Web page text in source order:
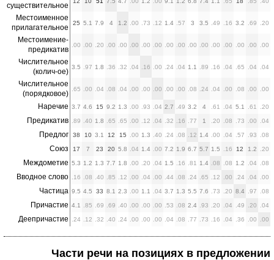
существительное
Местоименное
прилагательное
25 5.1 7.9 4 1.2 .00 .73 .12 1.4 .57 3 3.5 .49 .16 3.2 .69 .20
Местоимение-
предикатив
.00 .00 .20 .00 .00 .00 .00 .00 .00 .00 .00 .00 .00 .00 .00 .00 .00
Числительное
(колич-ое)
3.5 .97 1.8 .36 .32 .04 .16 .00 .24 .04 1.1 .89 .16 .04 .65 .04 .04
Числительное
(порядковое)
.65 .00 .04 .08 .04 .00 .00 .00 .00 .00 .08 .24 .04 .00 .08 .00 .00
Наречие 3.7 4.6 15 9.2 1.3 .00 .93 .04 2.7 .49 3.2 4 .61 .04 5.1 .61 .20
Предикатив .89 .40 1.8 .65 .65 .00 .12 .04 .32 .16 .77 1 .20 .08 .73 .00 .04
Предлог 38 10 3.1 12 15 .00 1.3 .40 .24 .08 .12 1.4 .00 .04 .57 .93 .08
Союз 17 7 23 20 5.8 .04 1.4 .00 7.2 1.9 6.7 5.7 1.5 .16 12 1.2 .20
Междометие 5.3 1.2 1.3 7.7 1.8 .00 .20 .04 1.5 .16 .81 1.4 .08 .08 1.2 .04 .08
Вводное слово .16 .08 .40 .85 .12 .00 .04 .00 .44 .08 .24 .65 .12 .00 .24 .04 .00
Частица 9.5 4.5 33 8.1 2.3 .00 1.1 .04 3.7 1.3 5.5 7.6 .73 .20 8.4 .97 .08
Причастие 4.1 .85 .69 .69 .40 .00 .00 .00 .53 .08 2.4 .93 .20 .04 .49 .20 .04
Деепричастие .24 .12 .32 .40 .24 .00 .00 .00 .04 .08 .77 .73 .16 .04 .36 .00 .00
Части речи на позициях в предложении